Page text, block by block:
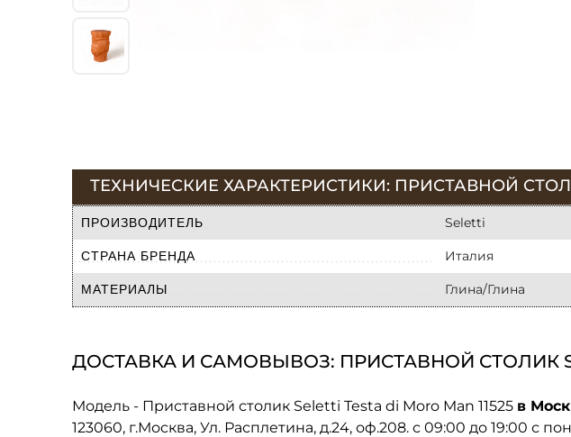
ТЕХНИЧЕСКИЕ ХАРАКТЕРИСТИКИ: ПРИСТАВНОЙ СТОЛИК
ПРОИЗВОДИТЕЛЬ Seletti
СТРАНА БРЕНДА Италия
МАТЕРИАЛЫ Глина/Глина
ДОСТАВКА И САМОВЫВОЗ: ПРИСТАВНОЙ СТОЛИК
Модель - Приставной столик Seletti Testa di Moro Man 11525 в
123060, г.Москва, Ул. Расплетина, д.24, оф.208. с 09:00 до 19:00 с